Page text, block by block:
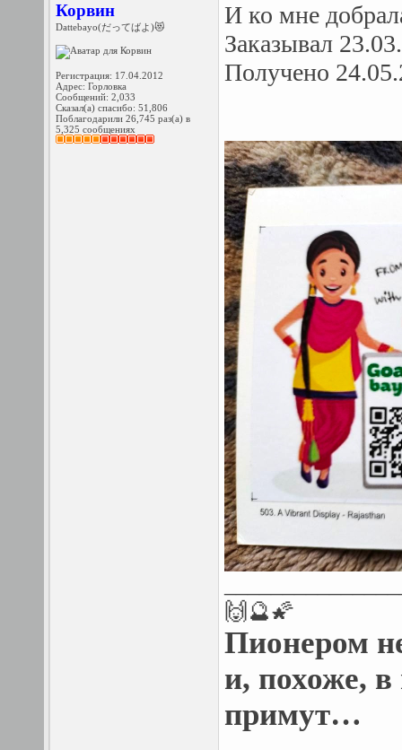
Корвин
Dattebayo(だってばよ)😻
Регистрация: 17.04.2012
Адрес: Горловка
Сообщений: 2,033
Сказал(а) спасибо: 51,806
Поблагодарили 26,745 раз(а) в
5,325 сообщениях
И ко мне
Заказывал
Получено
🙌🔮🌠
Пионером
и, похоже,
примут…